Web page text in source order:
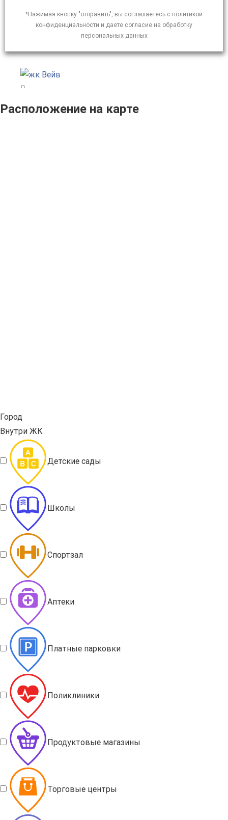
*Нажимая кнопку "отправить", вы соглашаетесь с политикой
конфиденциальности и даете согласие на обработку
персональных данных
Расположение на карте
Город
Внутри ЖК
Детские сады
Школы
Спортзал
Аптеки
Платные парковки
Поликлиники
Продуктовые магазины
Торговые центры